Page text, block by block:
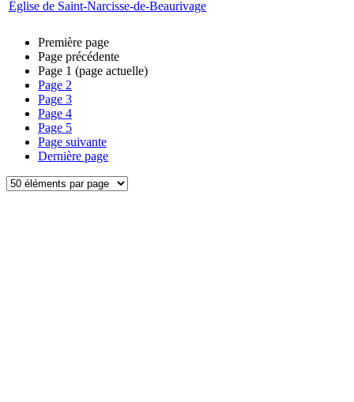
Église de Saint-Narcisse-de-Beaurivage
Première page
Page précédente
Page 1 (page actuelle)
Page 2
Page 3
Page 4
Page 5
Page suivante
Dernière page